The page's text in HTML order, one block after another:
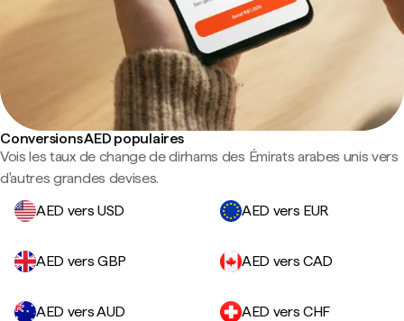
Conversions AED populaires
Vois les taux de change de dirhams des Émirats arabes unis vers
d'autres grandes devises.
AED vers USD
AED vers EUR
AED vers GBP AED vers CAD
AED vers AUD AED vers CHF